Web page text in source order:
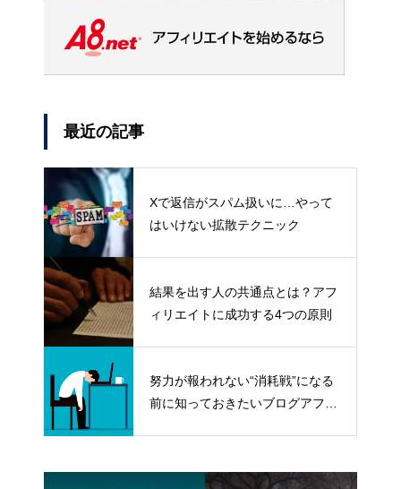
最近の記事
Xで返信がスパム扱いに…やって
はいけない拡散テクニック
結果を出す人の共通点とは？アフ
ィリエイトに成功する4つの原則
努力が報われない“消耗戦”になる
前に知っておきたいブログアフィ